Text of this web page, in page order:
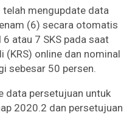
telah mengupdate data
(6) secara otomatis
atau 7 SKS pada saat
(KRS) online dan nominal
sebesar 50 persen.
data persetujuan untuk
2020.2 dan persetujuan